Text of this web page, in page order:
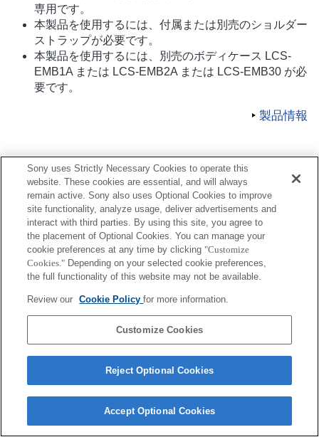
専用です。
本製品を使用するには、付属または別売のショルダー
ストラップが必要です。
本製品を使用するには、別売のボディケース LCS-
EMB1A または LCS-EMB2A または LCS-EMB30 が必
要です。
製品情報
プレスリリース
ご利用条件
環境情報
クッキーポリシー
Sony Corporation, Sony Marketing Inc.
Sony uses Strictly Necessary Cookies to operate this
website. These cookies are essential, and will always
remain active. Sony also uses Optional Cookies to improve
site functionality, analyze usage, deliver advertisements and
interact with third parties. By using this site, you agree to
the placement of Optional Cookies. You can manage your
cookie preferences at any time by clicking "Customize
Cookies." Depending on your selected cookie preferences,
the full functionality of this website may not be available.
Review our Cookie Policyfor more information.
Customize Cookies
Reject Optional Cookies
Accept Optional Cookies